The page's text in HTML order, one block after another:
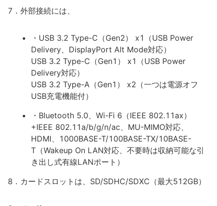
7．外部接続には、
・USB 3.2 Type-C（Gen2） x1（USB Power
Delivery、DisplayPort Alt Mode対応）
USB 3.2 Type-C（Gen1） x1（USB Power
Delivery対応）
USB 3.2 Type-A（Gen1） x2（一つは電源オフ
USB充電機能付）
・Bluetooth 5.0、Wi-Fi 6（IEEE 802.11ax）
+IEEE 802.11a/b/g/n/ac、MU-MIMO対応、
HDMI、1000BASE-T/100BASE-TX/10BASE-
T（Wakeup On LAN対応、不要時は収納可能な引
き出し式有線LANポート）
8．カードスロットは、SD/SDHC/SDXC（最大512GB）